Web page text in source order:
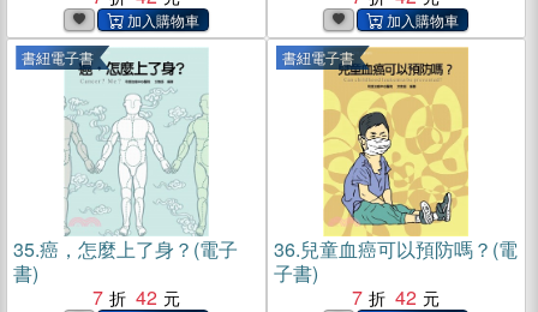
書紐電子書
35.癌，怎麼上了身？(電子
書)
7
42
書紐電子書
36.兒童血癌可以預防嗎？(電
子書)
7
42